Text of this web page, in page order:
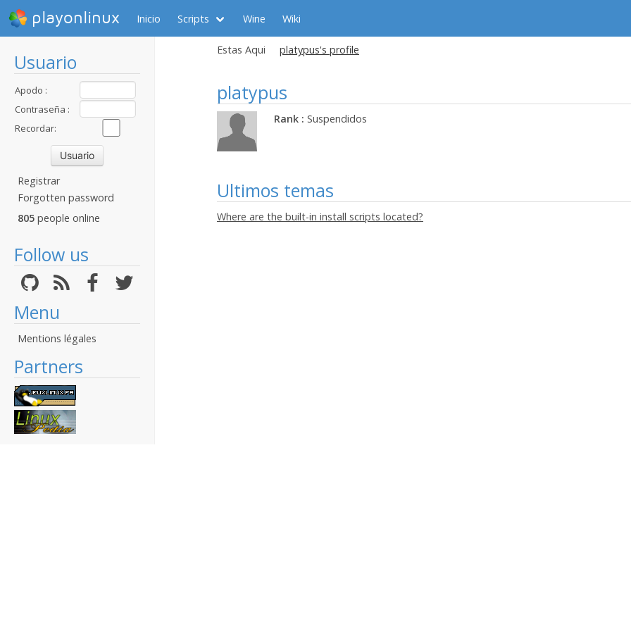
playonlinux Inicio Scripts Wine Wiki
Usuario
Apodo :
Contraseña :
Recordar:
Registrar
Forgotten password
805 people online
Follow us
Menu
Mentions légales
Partners
Estas Aqui platypus's profile
platypus
Rank : Suspendidos
Ultimos temas
Where are the built-in install scripts located?